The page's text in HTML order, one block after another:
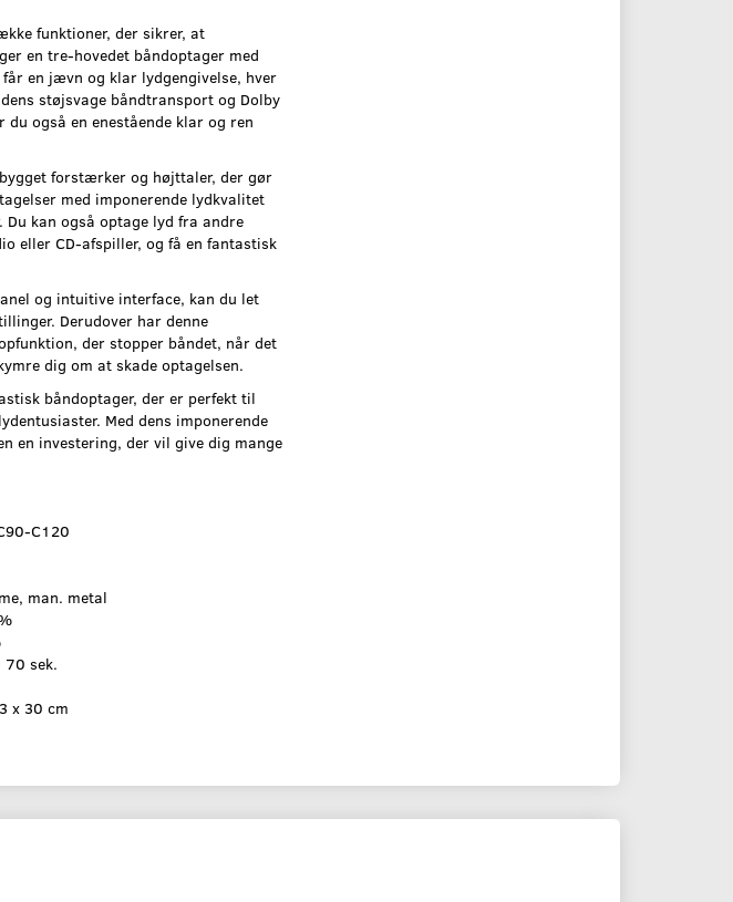
funktioner, der sikrer, at
en tre-hovedet båndoptager med
en jævn og klar lydgengivelse, hver
støjsvage båndtransport og Dolby
også en enestående klar og ren
forstærker og højttaler, der gør
med imponerende lydkvalitet
kan også optage lyd fra andre
eller CD-afspiller, og få en fantastisk
og intuitive interface, kan du let
Derudover har denne
der stopper båndet, når det
dig om at skade optagelsen.
båndoptager, der er perfekt til
Med dens imponerende
en investering, der vil give dig mange
C120
man. metal
70 sek.
x 30 cm